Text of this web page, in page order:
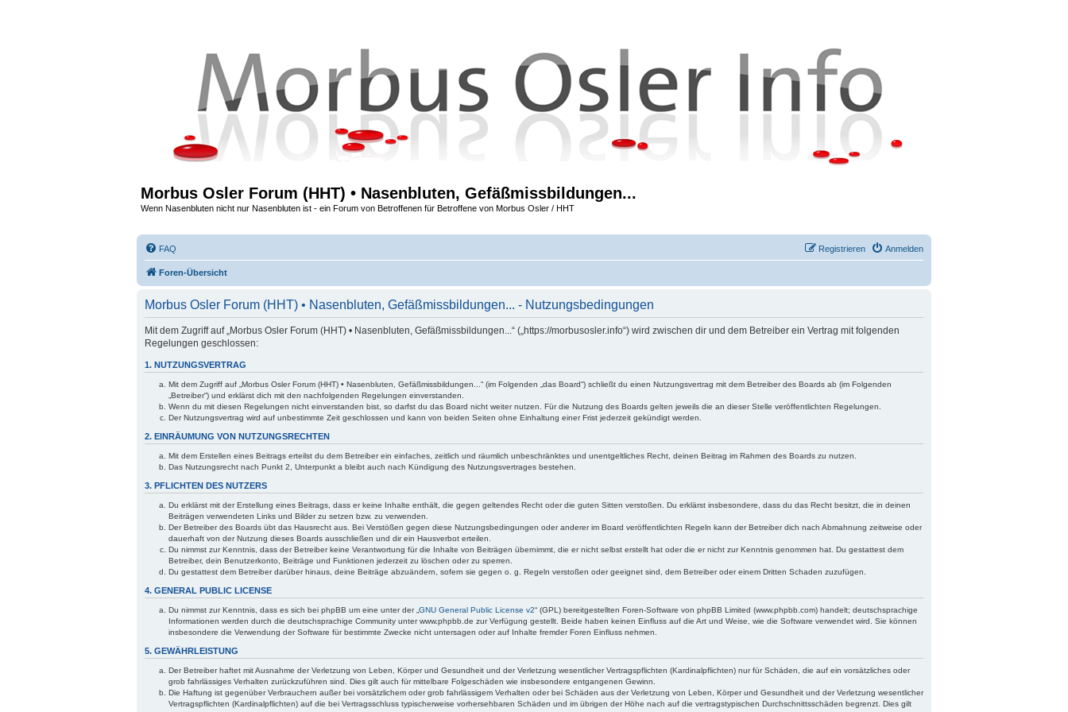
Morbus Osler Forum (HHT) • Nasenbluten, Gefäßmissbildungen...
Wenn Nasenbluten nicht nur Nasenbluten ist - ein Forum von Betroffenen für Betroffene von Morbus Osler / HHT
FAQ Anmelden
Registrieren
Foren-Übersicht
Morbus Osler Forum (HHT) • Nasenbluten, Gefäßmissbildungen... - Nutzungsbedingungen
Mit dem Zugriff auf „Morbus Osler Forum (HHT) • Nasenbluten, Gefäßmissbildungen...“ („https://morbusosler.info“) wird zwischen dir und dem Betreiber ein Vertrag mit folgenden
Regelungen geschlossen:
1. NUTZUNGSVERTRAG
Mit dem Zugriff auf „Morbus Osler Forum (HHT) • Nasenbluten, Gefäßmissbildungen...“ (im Folgenden „das Board“) schließt du einen Nutzungsvertrag mit dem Betreiber des Boards ab (im Folgenden
„Betreiber“) und erklärst dich mit den nachfolgenden Regelungen einverstanden.
Wenn du mit diesen Regelungen nicht einverstanden bist, so darfst du das Board nicht weiter nutzen. Für die Nutzung des Boards gelten jeweils die an dieser Stelle veröffentlichten Regelungen.
Der Nutzungsvertrag wird auf unbestimmte Zeit geschlossen und kann von beiden Seiten ohne Einhaltung einer Frist jederzeit gekündigt werden.
2. EINRÄUMUNG VON NUTZUNGSRECHTEN
Mit dem Erstellen eines Beitrags erteilst du dem Betreiber ein einfaches, zeitlich und räumlich unbeschränktes und unentgeltliches Recht, deinen Beitrag im Rahmen des Boards zu nutzen.
Das Nutzungsrecht nach Punkt 2, Unterpunkt a bleibt auch nach Kündigung des Nutzungsvertrages bestehen.
3. PFLICHTEN DES NUTZERS
Du erklärst mit der Erstellung eines Beitrags, dass er keine Inhalte enthält, die gegen geltendes Recht oder die guten Sitten verstoßen. Du erklärst insbesondere, dass du das Recht besitzt, die in deinen
Beiträgen verwendeten Links und Bilder zu setzen bzw. zu verwenden.
Der Betreiber des Boards übt das Hausrecht aus. Bei Verstößen gegen diese Nutzungsbedingungen oder anderer im Board veröffentlichten Regeln kann der Betreiber dich nach Abmahnung zeitweise oder
dauerhaft von der Nutzung dieses Boards ausschließen und dir ein Hausverbot erteilen.
Du nimmst zur Kenntnis, dass der Betreiber keine Verantwortung für die Inhalte von Beiträgen übernimmt, die er nicht selbst erstellt hat oder die er nicht zur Kenntnis genommen hat. Du gestattest dem
Betreiber, dein Benutzerkonto, Beiträge und Funktionen jederzeit zu löschen oder zu sperren.
Du gestattest dem Betreiber darüber hinaus, deine Beiträge abzuändern, sofern sie gegen o. g. Regeln verstoßen oder geeignet sind, dem Betreiber oder einem Dritten Schaden zuzufügen.
4. GENERAL PUBLIC LICENSE
Du nimmst zur Kenntnis, dass es sich bei phpBB um eine unter der „ GNU General Public License v2“ (GPL) bereitgestellten Foren-Software von phpBB Limited (www.phpbb.com) handelt; deutschsprachige
Informationen werden durch die deutschsprachige Community unter www.phpbb.de zur Verfügung gestellt. Beide haben keinen Einfluss auf die Art und Weise, wie die Software verwendet wird. Sie können
insbesondere die Verwendung der Software für bestimmte Zwecke nicht untersagen oder auf Inhalte fremder Foren Einfluss nehmen.
5. GEWÄHRLEISTUNG
Der Betreiber haftet mit Ausnahme der Verletzung von Leben, Körper und Gesundheit und der Verletzung wesentlicher Vertragspflichten (Kardinalpflichten) nur für Schäden, die auf ein vorsätzliches oder
grob fahrlässiges Verhalten zurückzuführen sind. Dies gilt auch für mittelbare Folgeschäden wie insbesondere entgangenen Gewinn.
Die Haftung ist gegenüber Verbrauchern außer bei vorsätzlichem oder grob fahrlässigem Verhalten oder bei Schäden aus der Verletzung von Leben, Körper und Gesundheit und der Verletzung wesentlicher
Vertragspflichten (Kardinalpflichten) auf die bei Vertragsschluss typischerweise vorhersehbaren Schäden und im übrigen der Höhe nach auf die vertragstypischen Durchschnittsschäden begrenzt. Dies gilt